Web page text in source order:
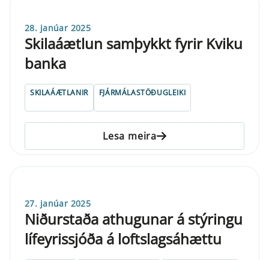
28. janúar 2025
Skilaáætlun samþykkt fyrir Kviku
banka
SKILAÁÆTLANIR FJÁRMÁLASTÖÐUGLEIKI
Lesa meira
27. janúar 2025
Niðurstaða athugunar á stýringu
lífeyrissjóða á loftslagsáhættu